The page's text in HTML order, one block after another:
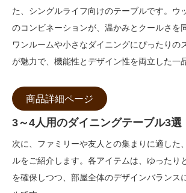
た、シングルライフ向けのテーブルです。ウ
のコンビネーションが、温かみとクールさを
ワンルームや小さなダイニングにぴったりの
が魅力で、機能性とデザイン性を両立した一
商品詳細ページ
3～4人用のダイニングテーブル3選
次に、ファミリーや友人との集まりに適した
ルをご紹介します。各アイテムは、ゆったり
を確保しつつ、部屋全体のデザインバランス